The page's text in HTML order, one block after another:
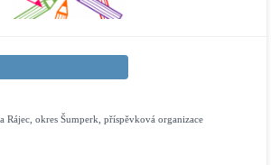
Rájec, okres Šumperk, příspěvková organizace